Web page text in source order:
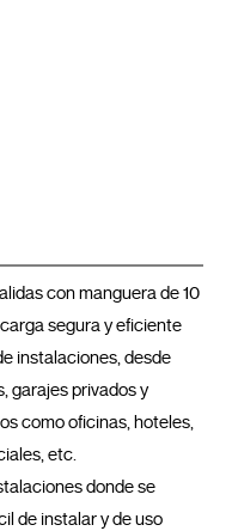
con manguera de 10
segura y eficiente
instalaciones, desde
garajes privados y
como oficinas, hoteles,
etc.
de instalar y de uso